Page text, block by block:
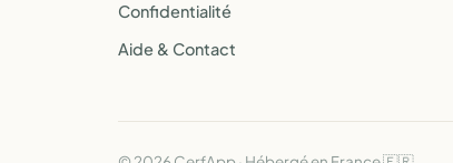
Confidentialité
Aide & Contact